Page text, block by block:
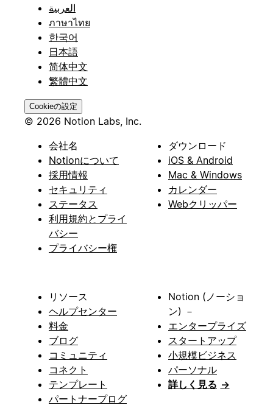
العربية
ภาษาไทย
한국어
日本語
简体中文
繁體中文
Cookieの設定
© 2026 Notion Labs, Inc.
会社名
Notionについて
採用情報
セキュリティ
ステータス
利用規約とプライ
バシー
プライバシー権
ダウンロード
iOS & Android
Mac & Windows
カレンダー
Webクリッパー
リソース
ヘルプセンター
料金
ブログ
コミュニティ
コネクト
テンプレート
パートナープログ
Notion (ノーショ
ン) －
エンタープライズ
スタートアップ
小規模ビジネス
パーソナル
詳しく見る →